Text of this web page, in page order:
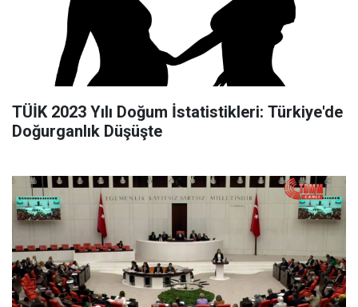
TÜİK 2023 Yılı Doğum İstatistikleri: Türkiye'de
Doğurganlık Düşüşte